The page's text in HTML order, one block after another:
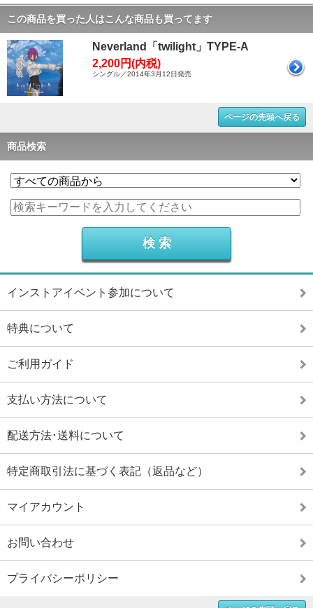
この商品を買った人はこんな商品も買ってます
Neverland「twilight」TYPE-A
2,200円(内税)
シングル／2014年3月12日発売
ページの先頭へ戻る
商品検索
インストアイベント参加について
特典について
ご利用ガイド
支払い方法について
配送方法･送料について
特定商取引法に基づく表記（返品など）
マイアカウント
お問い合わせ
プライバシーポリシー